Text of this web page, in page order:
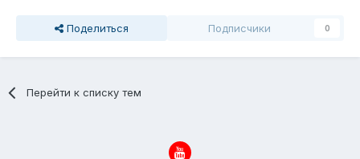
Поделиться Подписчики 0
Перейти к списку тем